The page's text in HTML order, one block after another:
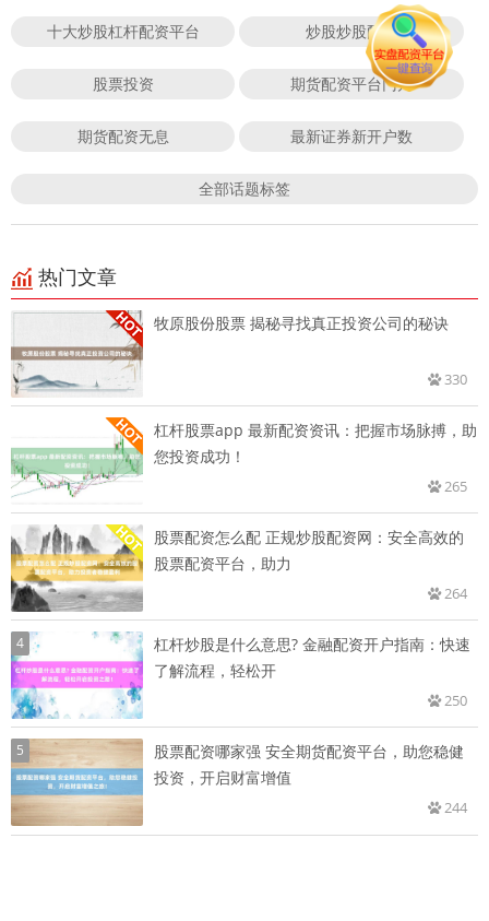
十大炒股杠杆配资平台 炒股炒股配资
股票投资 期货配资平台门户
期货配资无息 最新证券新开户数
全部话题标签
热门文章
牧原股份股票 揭秘寻找真正投资公司的秘诀
330
杠杆股票app 最新配资资讯：把握市场脉搏，助
您投资成功！
265
股票配资怎么配 正规炒股配资网：安全高效的
股票配资平台，助力
264
4
杠杆炒股是什么意思? 金融配资开户指南：快速
了解流程，轻松开
250
5
股票配资哪家强 安全期货配资平台，助您稳健
投资，开启财富增值
244